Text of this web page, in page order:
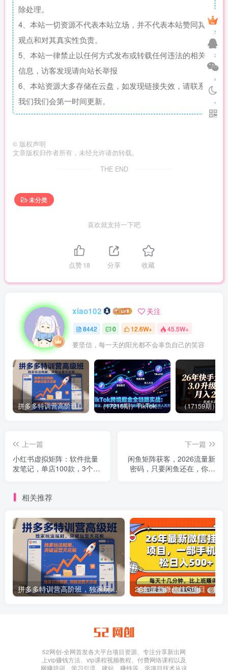
除处理。
4、本站一切资源不代表本站立场，并不代表本站赞同其
观点和对其真实性负责。
5、本站一律禁止以任何方式发布或转载任何违法的相关
信息，访客发现请向站长举报
6、本站资源大多存储在云盘，如发现链接失效，请联系
我们我们会第一时间更新。
© 版权声明
文章版权归作者所有，未经允许请勿转载。
THE END
未分类
喜欢就支持一下吧
点赞18 分享 收藏
xiao102 关注
8442 0 12.6W+ 45.5W+
要坚信，每一天的阳光都不会辜负自己的笑容
拼多多特训营高阶班，独家玩法赋能，突破运营天花板（更新26年1月） （17216期）TikTok跨境掘金全链路实战：从算法、选品到团队管理，打通闭环，实现稳定月入万刀
上一篇
小红书虚拟矩阵：软件批量
发笔记，单店100款，3个店
下一篇
闲鱼矩阵获客，2026流量新
密码，只要闲鱼还在，你的
相关推荐
拼多多特训营高阶班，独家玩法赋能，突破运营天花板（更新26年1月）
52网创-全网首发各大平台项目资源、专注分享新出网
上vip赚钱方法、vip课程视频教程、付费网络课程以及
网赚培训，学习引流、建站、赚钱等，学项目技术从这